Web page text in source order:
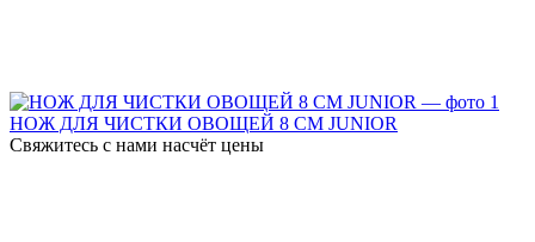
НОЖ ДЛЯ ЧИСТКИ ОВОЩЕЙ 8 СМ JUNIOR
Свяжитесь с нами насчёт цены